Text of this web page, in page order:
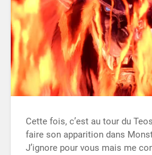
Cette fois, c’est au tour du
faire son apparition dans
J’ignore pour vous mais me